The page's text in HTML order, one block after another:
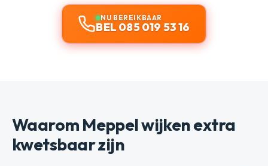
NU BEREIKBAAR
BEL 085 019 53 16
Waarom Meppel wijken extra
kwetsbaar zijn